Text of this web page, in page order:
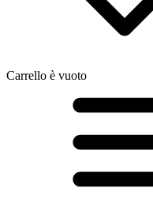
Carrello è vuoto